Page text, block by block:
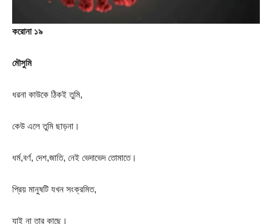
করোনা ১৯
মৌসুমি
ধরনা কাউকে ঠিকই তুমি,
কেউ এলে তুমি ছাড়না।
ধর্ম,বর্ণ, দেশ,জাতি, নেই ভেদাভেদ তোমাতে।
প্রিয় মানুষটি যখন সংক্রমিত,
যাই না তার কাছে।